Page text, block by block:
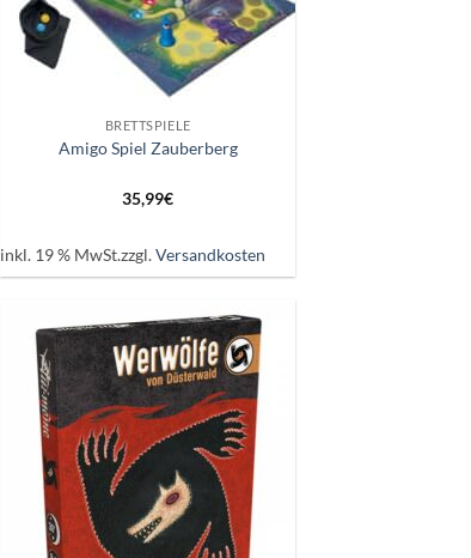
BRETTSPIELE
Amigo Spiel Zauberberg
35,99€
inkl. 19 % MwSt.zzgl.Versandkosten
Auf die
Wunschliste